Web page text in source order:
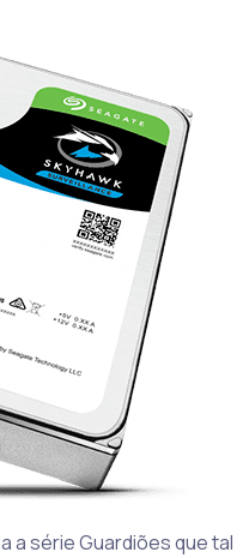
a série Guardiões que tal